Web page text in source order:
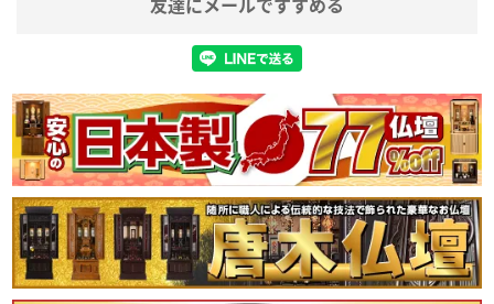
備考
※実際のサイズと若干異なる場合が
ございます。
※実際の商品と色味が若干異なって
見える場合がございます。
※商品仕様につきましては予告なく
変更することがございます。予めご
了承ください。
友達にメールですすめる